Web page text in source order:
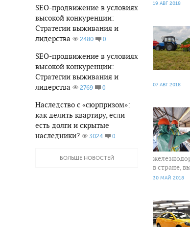
SEO-продвижение в условиях
высокой конкуренции:
Стратегии выживания и
лидерства
2480 0
SEO-продвижение в условиях
высокой конкуренции:
Стратегии выживания и
лидерства
2769 0
Наследство с «сюрпризом»:
как делить квартиру, если
есть долги и скрытые
наследники?
3024 0
БОЛЬШЕ НОВОСТЕЙ
19 АВГ 2018
07 АВГ 2018
в стране,
30 МАЙ 2018